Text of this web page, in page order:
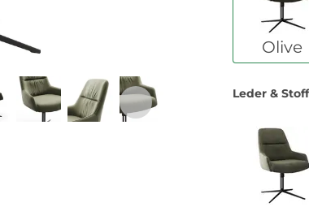
Olive
Leder & Stoff